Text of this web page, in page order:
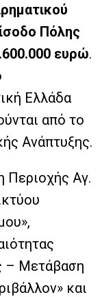
Πόλης
ευρώ.
Ελλάδα
από το
Ανάπτυξης.
Περιοχής Αγ.
– Μετάβαση
και